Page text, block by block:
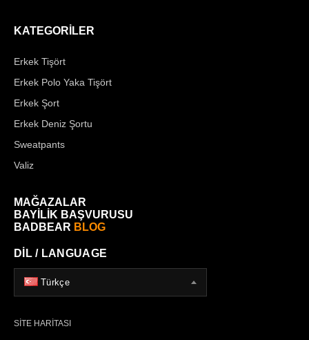
KATEGORİLER
Erkek Tişört
Erkek Polo Yaka Tişört
Erkek Şort
Erkek Deniz Şortu
Sweatpants
Valiz
MAĞAZALAR
BAYİLİK BAŞVURUSU
BADBEAR BLOG
DİL / LANGUAGE
Türkçe
SİTE HARİTASI